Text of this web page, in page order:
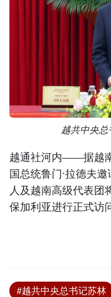
越共中央
越通社河内——据越
国总统鲁门·拉德夫
人及越南高级代表团
保加利亚进行正式访
#越共中央总书记苏林